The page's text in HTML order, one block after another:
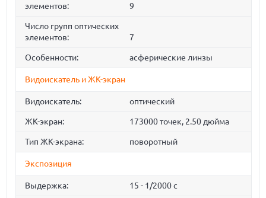
элементов:
9
Число групп оптических
элементов:
7
Особенности: асферические линзы
Видоискатель и ЖК-экран
Видоискатель: оптический
ЖК-экран: 173000 точек, 2.50 дюйма
Тип ЖК-экрана: поворотный
Экспозиция
Выдержка: 15 - 1/2000 с